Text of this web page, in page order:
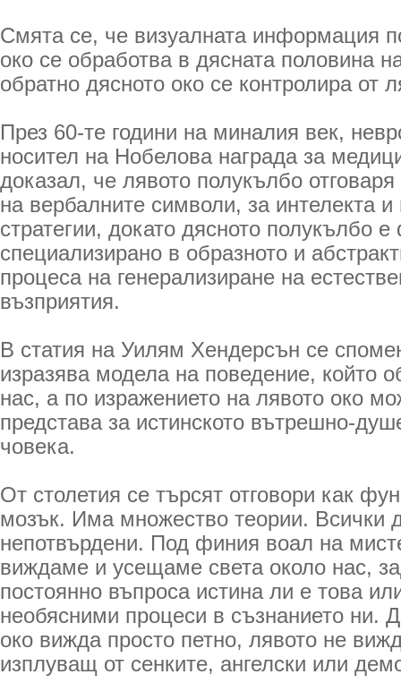
Смята се, че визуалната информация
око се обработва в дясната половина
обратно дясното око се контролира от
През 60-те години на миналия век,
носител на Нобелова награда за
доказал, че лявото полукълбо
на вербалните символи, за интелекта и
стратегии, докато дясното полукълбо
специализирано в образното и
процеса на генерализиране на
възприятия.
В статия на Уилям Хендерсън се
изразява модела на поведение, който
нас, а по изражението на лявото око
представа за истинското вътрешно-
човека.
От столетия се търсят отговори как
мозък. Има множество теории. Всички
непотвърдени. Под финия воал на
виждаме и усещаме света около нас,
постоянно въпроса истина ли е това
необясними процеси в съзнанието ни.
око вижда просто петно, лявото не
изплуващ от сенките, ангелски или